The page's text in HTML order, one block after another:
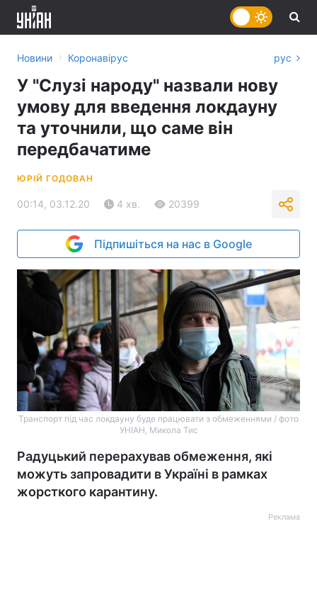
Новини › Коронавірус рус
У "Слузі народу" назвали нову
умову для введення локдауну
та уточнили, що саме він
передбачатиме
ЮРІЙ ГОДОВАН
00:14, 03.12.20 4 хв. 20399
Підпишіться на нас в Google
Транспорт під час локдауну буде працювати з обмеженнями / фото
УНІАН, Микола Тис
Радуцький перерахував обмеження, які
можуть запровадити в Україні в рамках
жорсткого карантину.
Реклама